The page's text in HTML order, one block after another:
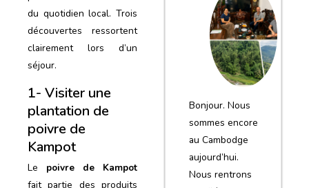
du quotidien local. Trois
découvertes ressortent
clairement lors d’un
séjour.
1- Visiter une
plantation de
poivre de
Kampot
Le poivre de Kampot
fait partie des produits
voyage
Bonjour. Nous
sommes encore
au Cambodge
aujourd’hui.
Nous rentrons